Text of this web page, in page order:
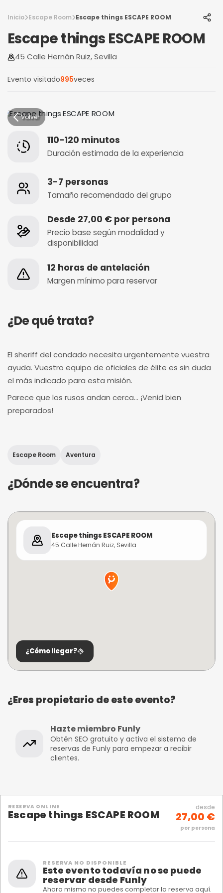
Inicio Escape Room Escape things ESCAPE ROOM
Escape things ESCAPE ROOM
45 Calle Hernán Ruiz, Sevilla
Evento visitado995veces
Volver
110-120 minutos
Duración estimada de la experiencia
3-7 personas
Tamaño recomendado del grupo
Desde 27,00 € por persona
Precio base según modalidad y
disponibilidad
12 horas de antelación
Margen mínimo para reservar
¿De qué trata?
El sheriff del condado necesita urgentemente vuestra
ayuda. Vuestro equipo de oficiales de élite es sin duda
el más indicado para esta misión.
Parece que los rusos andan cerca… ¡Venid bien
preparados!
Escape Room Aventura
¿Dónde se encuentra?
Escape things ESCAPE ROOM
45 Calle Hernán Ruiz, Sevilla
¿Cómo llegar?
¿Eres propietario de este evento?
Hazte miembro Funly
Obtén SEO gratuito y activa el sistema de
reservas de Funly para empezar a recibir
clientes.
RESERVA ONLINE
Escape things ESCAPE ROOM
desde
27,00 €
por persona
RESERVA NO DISPONIBLE
Este evento todavía no se puede
reservar desde Funly
Ahora mismo no puedes completar la reserva aquí.